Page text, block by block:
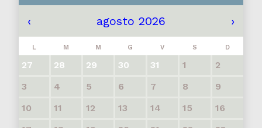
‹ agosto 2026 ›
L M M G V S D
27 28 29 30 31 1
2
3
4 5 6 7 8
9
10
11 12 13 14 15
16